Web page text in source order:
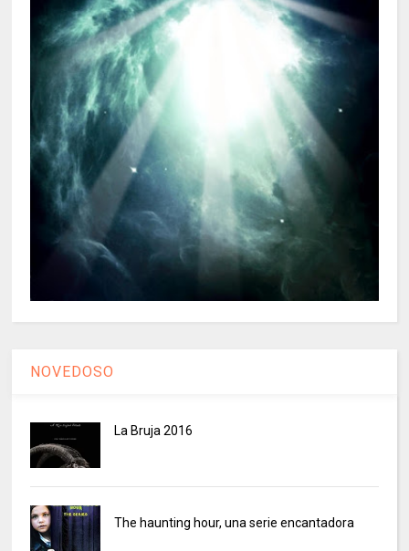
NOVEDOSO
La Bruja 2016
The haunting hour, una serie encantadora